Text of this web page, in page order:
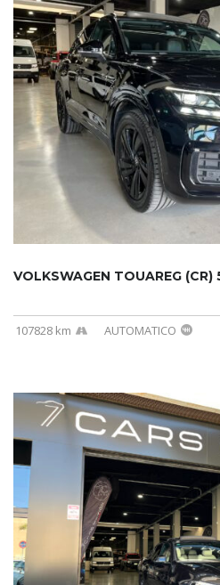
107828 km AUTOMATICO